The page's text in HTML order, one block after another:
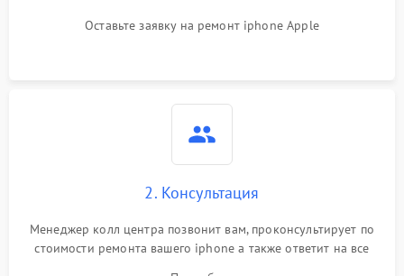
Оставьте заявку на ремонт iphone Apple
2. Консультация
Менеджер колл центра позвонит вам, проконсультирует по
стоимости ремонта вашего iphone а также ответит на все